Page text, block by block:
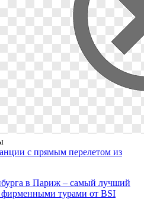
с прямым перелетом из
в Париж – самый лучший
турами от BSI